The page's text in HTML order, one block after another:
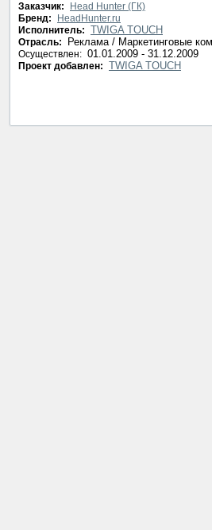
Заказчик:
Head Hunter (ГК)
Бренд:
HeadHunter.ru
Исполнитель: TWIGA TOUCH
Отрасль: Реклама / Маркетинговые
Осуществлен: 01.01.2009 - 31.12.2009
Проект добавлен: TWIGA TOUCH